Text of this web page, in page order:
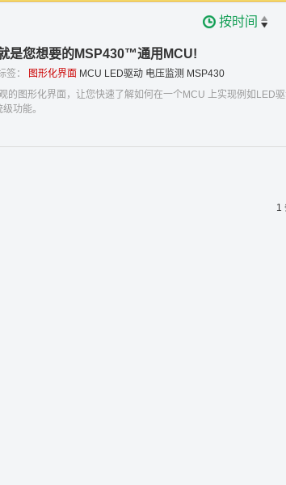
按时间
是您想要的MSP430™通用MCU!
签： 图形化界面 MCU LED驱动 电压监测 MSP430
的图形化界面，让您快速了解如何在一个MCU 上实现例如LED
功能。
1